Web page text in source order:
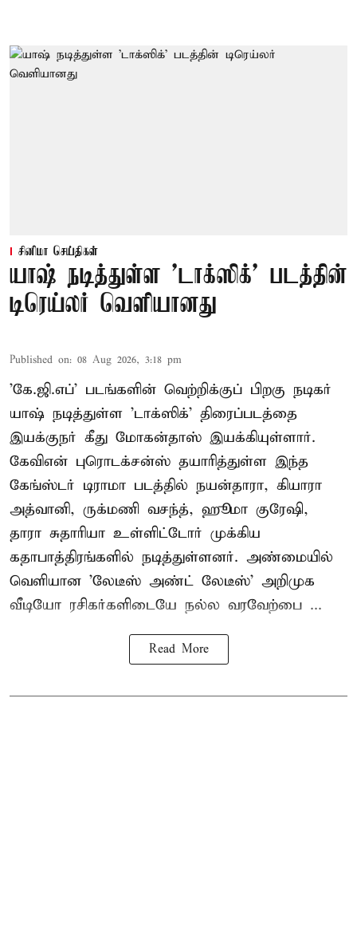
சினிமா செய்திகள்
யாஷ் நடித்துள்ள 'டாக்‌ஸிக்' படத்தின்
டிரெய்லர் வெளியானது
Published on: 08 Aug 2026, 3:18 pm
'கே.ஜி.எப்' படங்களின் வெற்றிக்குப் பிறகு நடிகர்
யாஷ் நடித்துள்ள 'டாக்ஸிக்' திரைப்படத்தை
இயக்குநர் கீது மோகன்தாஸ் இயக்கியுள்ளார்.
கேவிஎன் புரொடக்சன்ஸ் தயாரித்துள்ள இந்த
கேங்ஸ்டர் டிராமா படத்தில் நயன்தாரா, கியாரா
அத்வானி, ருக்மணி வசந்த், ஹூமா குரேஷி,
தாரா சுதாரியா உள்ளிட்டோர் முக்கிய
கதாபாத்திரங்களில் நடித்துள்ளனர். அண்மையில்
வெளியான 'லேடீஸ் அண்ட் லேடீஸ்' அறிமுக
வீடியோ ரசிகர்களிடையே நல்ல வரவேற்பை ...
Read More